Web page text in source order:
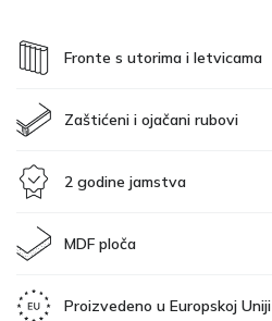
Fronte s utorima i letvicama
Zaštićeni i ojačani rubovi
2 godine jamstva
MDF ploča
Proizvedeno u Europskoj Uniji